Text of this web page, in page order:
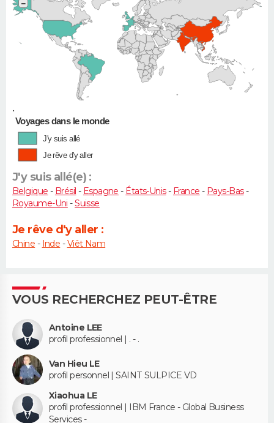
•
−
Voyages dans le monde
J'y suis allé
Je rêve d'y aller
J'y suis allé(e) :
Belgique - Brésil - Espagne - États-Unis- France - Pays-Bas-
Royaume-Uni -Suisse
Je rêve d'y aller :
Chine - Inde -Viêt Nam
VOUS RECHERCHEZ PEUT-ÊTRE
Antoine LEE
profil professionnel | . - .
Van Hieu LE
profil personnel | SAINT SULPICE VD
Xiaohua LE
profil professionnel | IBM France - Global Business
Services -